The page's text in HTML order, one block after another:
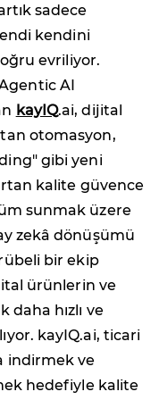
sadece
kendini
evriliyor.
AI
kayIQ.ai, dijital
otomasyon,
gibi yeni
kalite güvence
sunmak üzere
zekâ dönüşümü
bir ekip
ürünlerin ve
daha hızlı ve
kayIQ.ai, ticari
indirmek ve
hedefiyle kalite